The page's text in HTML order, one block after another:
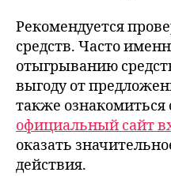
Рекомендуется
средств. Часто
отыгрыванию
выгоду от
также ознакомиться
официальный сайт
оказать
действия.